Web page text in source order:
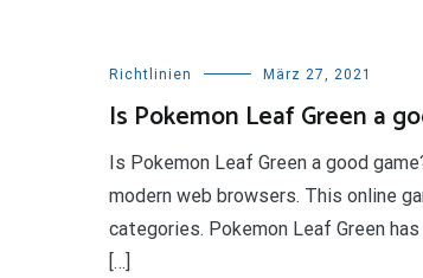
Richtlinien März 27, 2021
Is Pokemon Leaf Green a
Is Pokemon Leaf Green a good
modern web browsers. This online
categories. Pokemon Leaf Green
[…]